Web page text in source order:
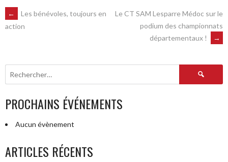
NAVIGATION
ARTICLES
←
Les bénévoles, toujours en
action
Le CT SAM Lesparre Médoc sur le
podium des championnats
départementaux !
→
Rechercher :
PROCHAINS ÉVÉNEMENTS
Aucun évènement
ARTICLES RÉCENTS